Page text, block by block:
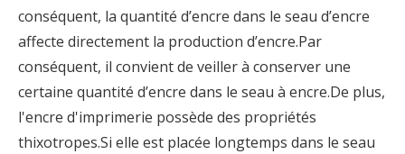
conséquent, la quantité d’encre dans le seau d’encre
affecte directement la production d’encre.Par
conséquent, il convient de veiller à conserver une
certaine quantité d’encre dans le seau à encre.De plus,
l'encre d'imprimerie possède des propriétés
thixotropes.Si elle est placée longtemps dans le seau